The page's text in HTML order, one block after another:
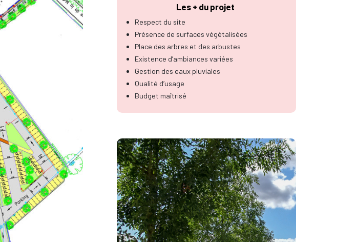
Les + du projet
Respect du site
Présence de surfaces végétalisées
Place des arbres et des arbustes
Existence d’ambiances variées
Gestion des eaux pluviales
Qualité d’usage
Budget maîtrisé